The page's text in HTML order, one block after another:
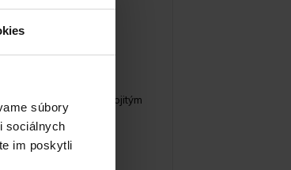
súbory
sociálnych
im poskytli
– s pokrytím krku a dvojitým
na suchý zips